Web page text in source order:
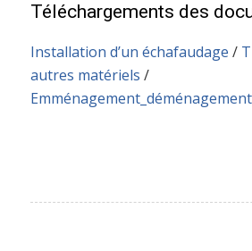
Téléchargements des
Installation d’un échafaudage /
autres matériels /
Emménagement_déménagement